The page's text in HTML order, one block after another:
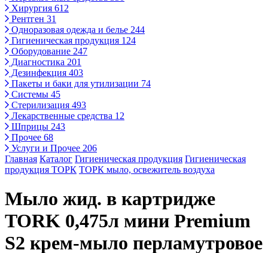
Хирургия 612
Рентген 31
Одноразовая одежда и белье 244
Гигиеническая продукция 124
Оборудование 247
Диагностика 201
Дезинфекция 403
Пакеты и баки для утилизации 74
Системы 45
Стерилизация 493
Лекарственные средства 12
Шприцы 243
Прочее 68
Услуги и Прочее 206
Главная Каталог Гигиеническая продукция Гигиеническая
продукция ТОРК ТОРК мыло, освежитель воздуха
Мыло жид. в картридже
TORK 0,475л мини Premium
S2 крем-мыло перламутровое